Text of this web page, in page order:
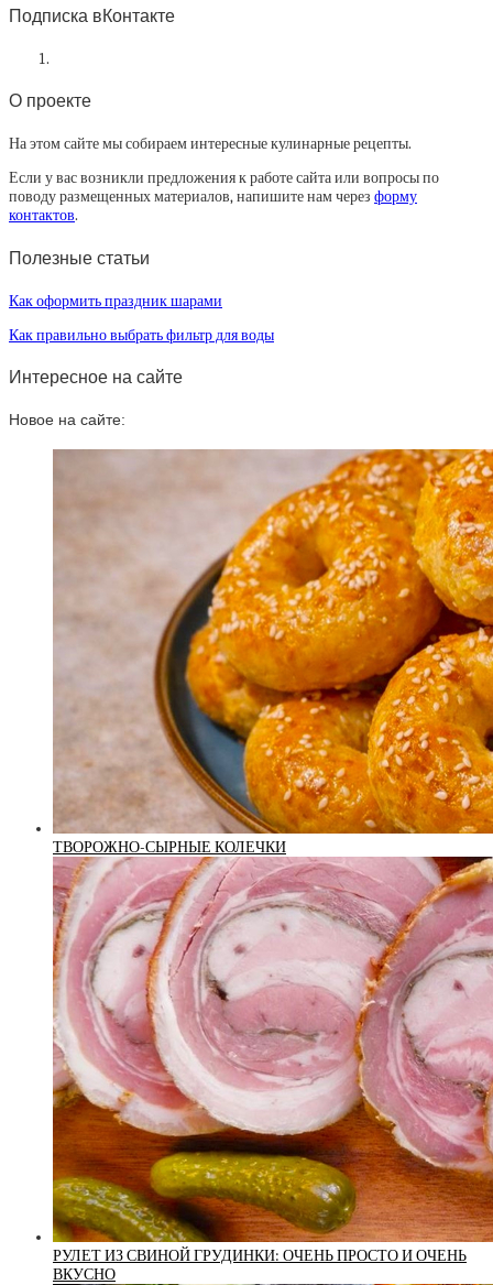
Подписка вКонтакте
О проекте
На этом сайте мы собираем интересные кулинарные рецепты.
Если у вас возникли предложения к работе сайта или вопросы по
поводу размещенных материалов, напишите нам через форму
контактов.
Полезные статьи
Как оформить праздник шарами
Как правильно выбрать фильтр для воды
Интересное на сайте
Новое на сайте:
ТВОРОЖНО-СЫРНЫЕ КОЛЕЧКИ
РУЛЕТ ИЗ СВИНОЙ ГРУДИНКИ: ОЧЕНЬ ПРОСТО И ОЧЕНЬ
ВКУСНО